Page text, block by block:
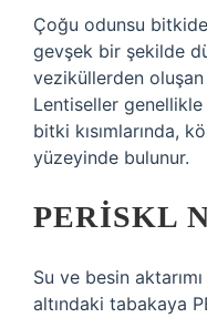
Çoğu odunsu
gevşek bir şekilde
veziküllerden
Lentiseller
bitki kısımlarında,
yüzeyinde bulunur.
PERISKL
Su ve besin
altındaki tabakaya